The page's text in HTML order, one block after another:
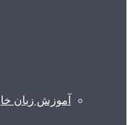
آموزش زبان